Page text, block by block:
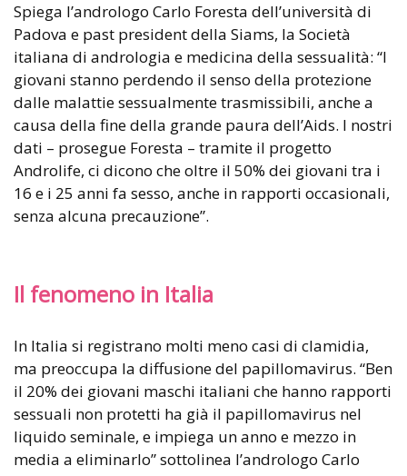
Spiega l’andrologo Carlo Foresta dell’università di
Padova e past president della Siams, la Società
italiana di andrologia e medicina della sessualità: “I
giovani stanno perdendo il senso della protezione
dalle malattie sessualmente trasmissibili, anche a
causa della fine della grande paura dell’Aids. I nostri
dati – prosegue Foresta – tramite il progetto
Androlife, ci dicono che oltre il 50% dei giovani tra i
16 e i 25 anni fa sesso, anche in rapporti occasionali,
senza alcuna precauzione”.
Il fenomeno in Italia
In Italia si registrano molti meno casi di clamidia,
ma preoccupa la diffusione del papillomavirus. “Ben
il 20% dei giovani maschi italiani che hanno rapporti
sessuali non protetti ha già il papillomavirus nel
liquido seminale, e impiega un anno e mezzo in
media a eliminarlo” sottolinea l’andrologo Carlo